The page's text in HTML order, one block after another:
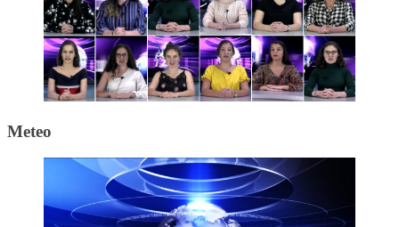
Meteo